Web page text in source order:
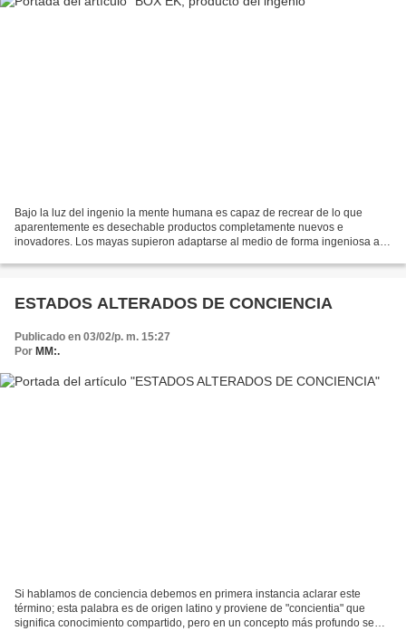
Bajo la luz del ingenio la mente humana es capaz de recrear de lo que
aparentemente es desechable productos completamente nuevos e
inovadores. Los mayas supieron adaptarse al medio de forma ingeniosa al
ESTADOS ALTERADOS DE CONCIENCIA
Publicado en 03/02/p. m. 15:27
Por MM:.
Si hablamos de conciencia debemos en primera instancia aclarar este
término; esta palabra es de origen latino y proviene de "concientia" que
significa conocimiento compartido, pero en un concepto más profundo se